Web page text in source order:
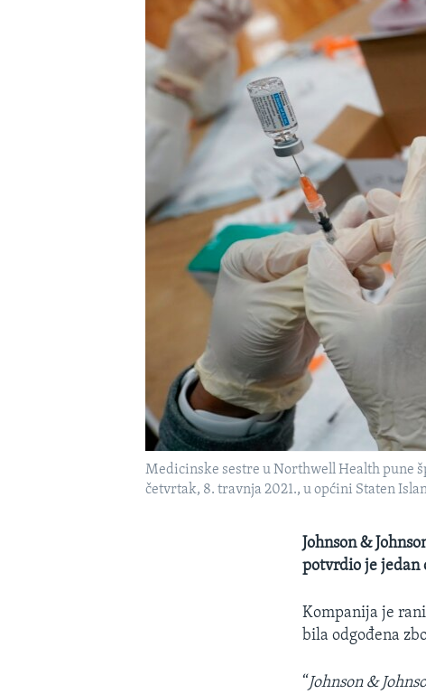
Medicinske sestre u Northwell Health pune
četvrtak, 8. travnja 2021., u općini Staten
Johnson &
potvrdio je jedan
Kompanija je
bila odgođena
“Johnson &